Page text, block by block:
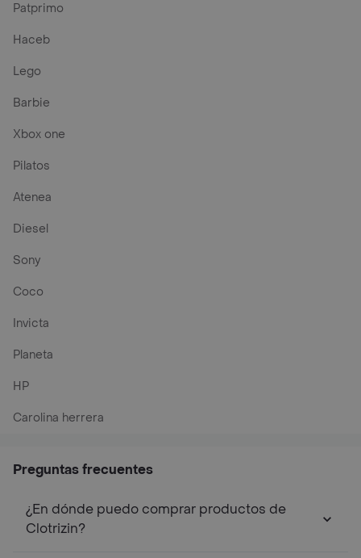
Patprimo
Haceb
Lego
Barbie
Xbox one
Pilatos
Atenea
Diesel
Sony
Coco
Invicta
Planeta
HP
Carolina herrera
Preguntas frecuentes
¿En dónde puedo comprar productos de
Clotrizin?